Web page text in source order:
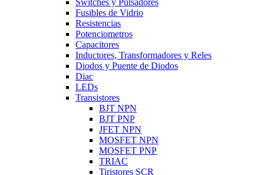
Fusibles de Vidrio
Resistencias
Potenciometros
Capacitores
Inductores, Transformadores y Reles
Diodos y Puente de Diodos
Diac
LEDs
Transistores
BJT NPN
BJT PNP
JFET NPN
MOSFET NPN
MOSFET PNP
TRIAC
Tiristores SCR